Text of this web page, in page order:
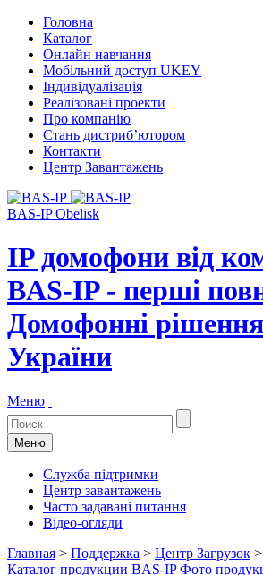
Головна
Каталог
Онлайн навчання
Мобільний доступ UKEY
Індивідуалізація
Реалізовані проекти
Про компанію
Стань дистриб’ютором
Контакти
Центр Завантажень
BAS-IP Obelisk
IP домофони від
BAS-IP - перші
Домофонні
України
Меню
Меню
Служба підтримки
Центр завантажень
Часто задавані питання
Відео-огляди
Главная > Поддержка > Центр Загрузок >
Каталог продукции BAS-IP Фото